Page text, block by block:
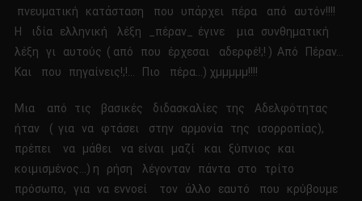
πνευματική κατάσταση που υπάρχει πέρα από αυτόν!!!!
Η ιδία ελληνική λέξη _πέραν_ έγινε μια συνθηματική
λέξη γι αυτούς ( από που έρχεσαι αδερφέ!;! ) Από Πέραν…
Και που πηγαίνεις!;!… Πιο πέρα…) χμμμμμ!!!!
Μια από τις βασικές διδασκαλίες της Αδελφότητας
ήταν ( για να φτάσει στην αρμονία της ισορροπίας),
πρέπει να μάθει να είναι μαζί και ξύπνιος και
κοιμισμένος…) η ρήση λέγονταν πάντα στο τρίτο
πρόσωπο, για να εννοεί τον άλλο εαυτό που κρύβουμε